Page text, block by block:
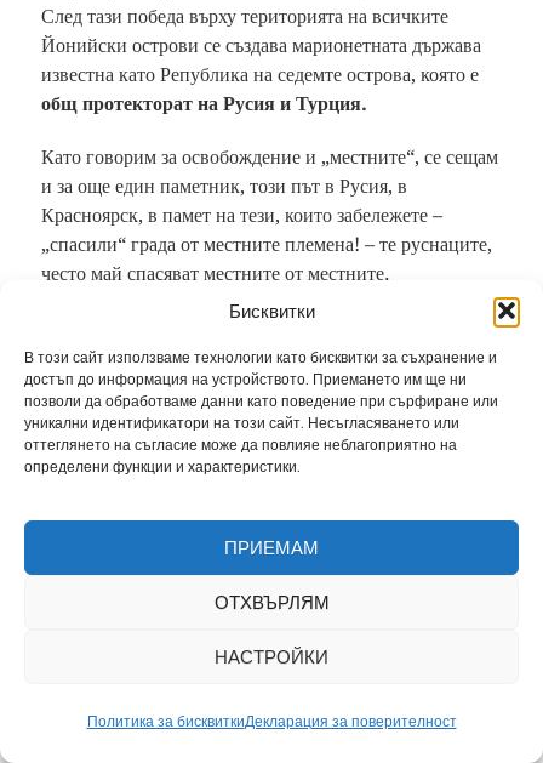
Бисквитки
В този сайт използваме технологии като бисквитки за съхранение и
достъп до информация на устройството. Приемането им ще ни
позволи да обработваме данни като поведение при сърфиране или
уникални идентификатори на този сайт. Несъгласяването или
оттеглянето на съгласие може да повлияе неблагоприятно на
определени функции и характеристики.
ПРИЕМАМ
ОТХВЪРЛЯМ
НАСТРОЙКИ
Политика за бисквиткиДекларация за поверителност
След тази победа върху територията на всичките
Йонийски острови се създава марионетната държава
известна като Република на седемте острова, която е
общ протекторат на Русия и Турция.
Като говорим за освобождение и „местните“, се сещам
и за още един паметник, този път в Русия, в
Красноярск, в памет на тези, които забележете –
„спасили“ града от местните племена! – те руснаците,
често май спасяват местните от местните.